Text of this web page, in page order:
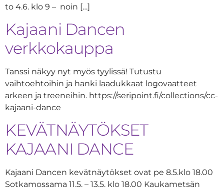
to 4.6. klo 9 – noin […]
Kajaani Dancen
verkkokauppa
Tanssi näkyy nyt myös tyylissä! Tutustu
vaihtoehtoihin ja hanki laadukkaat logovaatteet
arkeen ja treeneihin. https://seripoint.fi/collections/cc-
kajaani-dance
KEVÄTNÄYTÖKSET
KAJAANI DANCE
Kajaani Dancen kevätnäytökset ovat pe 8.5.klo 18.00
Sotkamossama 11.5. – 13.5. klo 18.00 Kaukametsän